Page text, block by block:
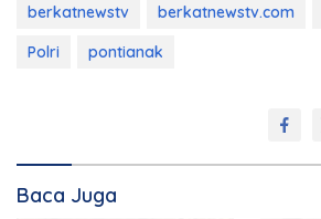
berkatnewstv berkatnewstv.com
Polri
pontianak
Baca Juga